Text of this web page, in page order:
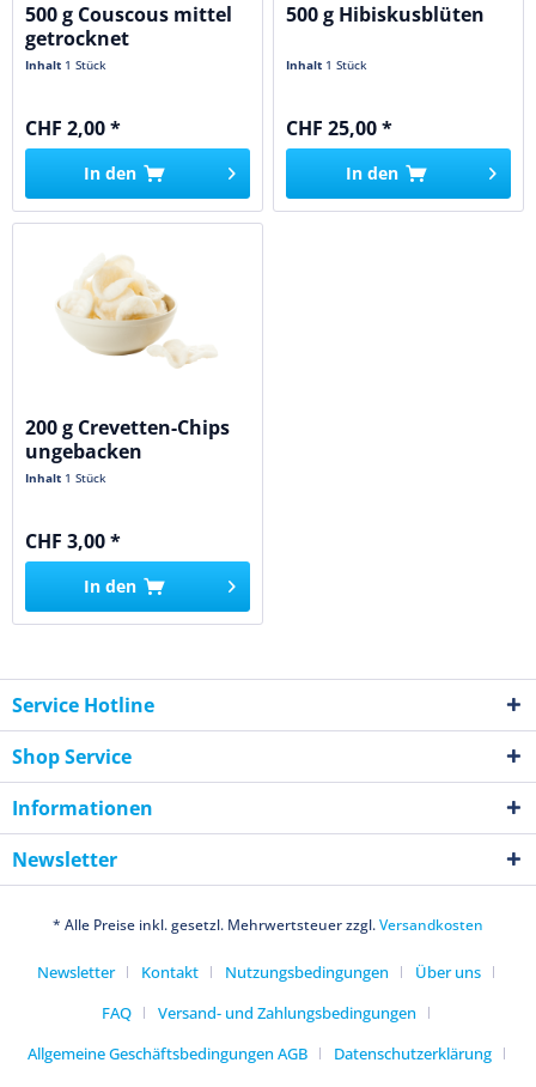
500 g Couscous mittel
getrocknet
Inhalt 1 Stück
CHF 2,00 *
In den
500 g Hibiskusblüten
Inhalt 1 Stück
CHF 25,00 *
In den
200 g Crevetten-Chips
ungebacken
Inhalt 1 Stück
CHF 3,00 *
In den
Service Hotline
Shop Service
Informationen
Newsletter
* Alle Preise inkl. gesetzl. Mehrwertsteuer zzgl.Versandkosten
Newsletter Kontakt Nutzungsbedingungen
Über uns
FAQ
Versand- und Zahlungsbedingungen
Allgemeine Geschäftsbedingungen AGB
Datenschutzerklärung